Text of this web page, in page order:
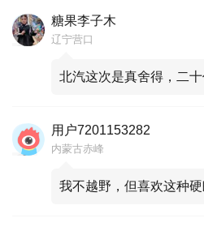
糖果李子木
辽宁营口
北汽这次是真舍得，二
用户7201153282
内蒙古赤峰
我不越野，但喜欢这种